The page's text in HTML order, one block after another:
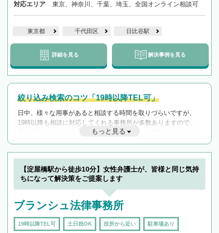
対応エリア 東京、神奈川、千葉、埼玉、全国オンライン相談可
東京都 千代田区 日比谷駅
詳細を見る 解決事例を見る
絞り込み検索のコツ「19時以降TEL可」
日中、様々な用事があると相談する時間を取りづらいですが、
19時以降も相談に対応してくれる事務所が多数ありますので、
遅い時間の相談が増えそうな場合はそのような事務所に絞り込
んで検索してみましょう。
19時以降TEL可の条件
を加えて再検索
もっと見る
【淀屋橋駅から徒歩10分】女性弁護士が、皆様と同じ気持
ちになって解決策をご提案します
ブランシュ法律事務所
19時以降TEL可 土日祝OK 役所から近い 駐車場あり